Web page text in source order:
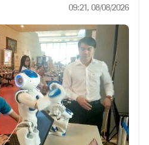
09:21, 08/08/2026